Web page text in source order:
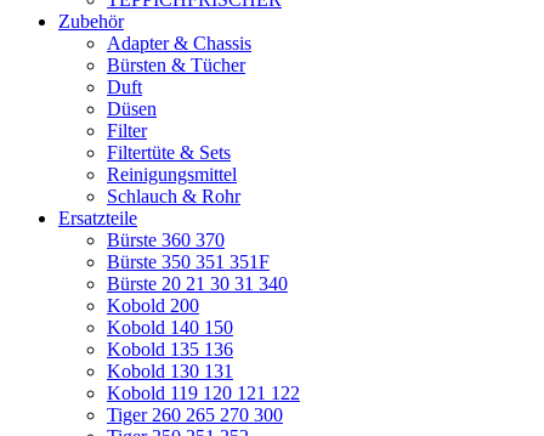
Zubehör
Adapter & Chassis
Bürsten & Tücher
Duft
Düsen
Filter
Filtertüte & Sets
Reinigungsmittel
Schlauch & Rohr
Ersatzteile
Bürste 360 370
Bürste 350 351 351F
Bürste 20 21 30 31 340
Kobold 200
Kobold 140 150
Kobold 135 136
Kobold 130 131
Kobold 119 120 121 122
Tiger 260 265 270 300